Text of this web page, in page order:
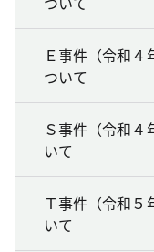
Ｅ事件（令和
ついて
Ｓ事件（令和
いて
Ｔ事件（令和５
いて